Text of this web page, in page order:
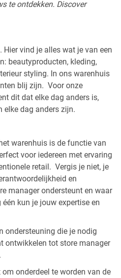
te ontdekken. Discover
vind je alles wat je van een
beautyproducten, kleding,
styling. In ons warenhuis
blij zijn. Voor onze
dit dat elke dag anders is,
elke dag anders zijn.
warenhuis is de functie van
voor iedereen met ervaring
retail. Vergis je niet, je
en
manager ondersteunt en waar
kun je jouw expertise en
ondersteuning die je nodig
ontwikkelen tot store manager
onderdeel te worden van de